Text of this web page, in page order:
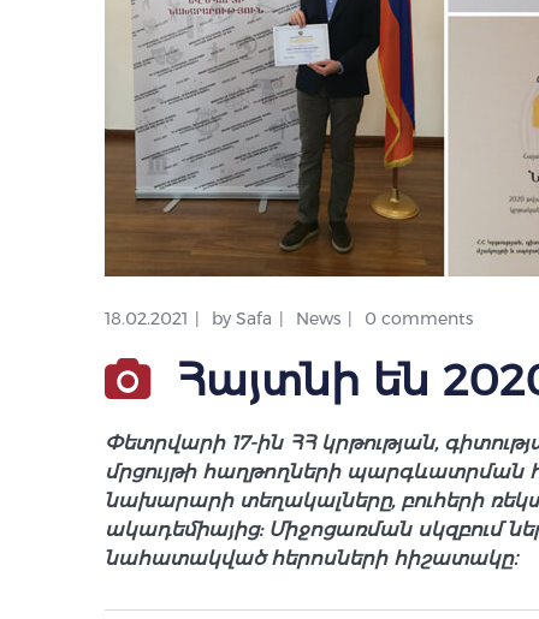
18.02.2021 by Safa News 0 comments
Հայտնի են
Փետրվարի 17-ին ՀՀ կրթության,
մրցույթի հաղթողների պարգևատրման
նախարարի տեղակալները, բուհերի
ակադեմիայից: Միջոցառման սկզբում
նահատակված հերոսների հիշատակը։